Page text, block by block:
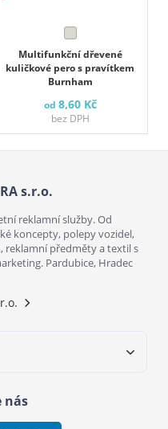
Multifunkční dřevené
kuličkové pero s pravítkem
Burnham
od 8,60 Kč
bez DPH
s.r.o.
reklamní služby. Od
koncepty, polepy vozidel,
reklamní předměty a textil s
Pardubice, Hradec
nás